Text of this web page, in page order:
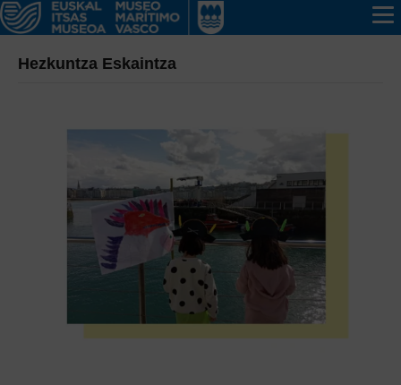
Hezkuntza Eskaintza